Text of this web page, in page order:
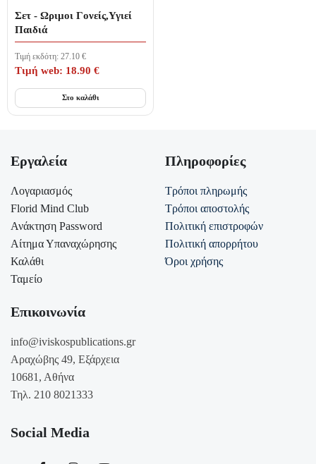
Σετ - Ωριμοι Γονείς,Υγιεί
Παιδιά
Τιμή εκδότη: 27.10 €
Τιμή web: 18.90 €
Στο καλάθι
Εργαλεία
Λογαριασμός
Florid Mind Club
Ανάκτηση Password
Αίτημα Υπαναχώρησης
Καλάθι
Ταμείο
Πληροφορίες
Τρόποι πληρωμής
Τρόποι αποστολής
Πολιτική επιστροφών
Πολιτική απορρήτου
Όροι χρήσης
Επικοινωνία
info@iviskospublications.gr
Αραχώβης 49, Εξάρχεια
10681, Αθήνα
Τηλ. 210 8021333
Social Media